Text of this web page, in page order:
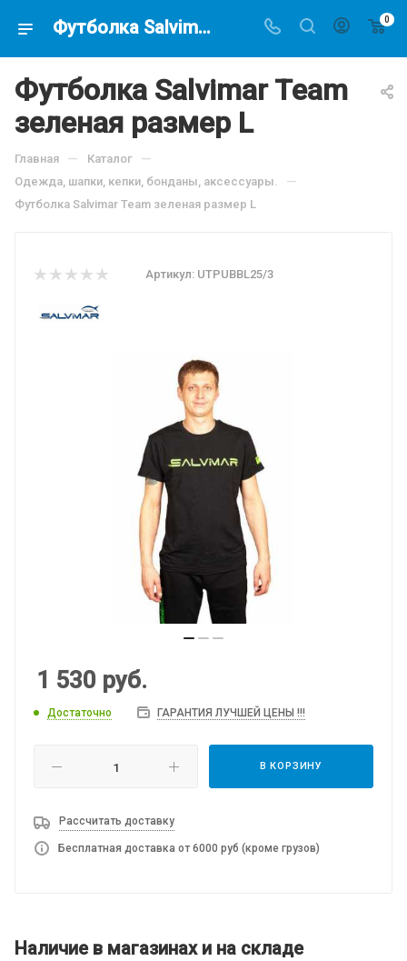
Футболка Salvimar Team зеленая размер L, по цене 1530 руб, купить в интернет-магазине подводной охоты Водолаз.РФ в Москве. - 0
Футболка Salvimar Team
зеленая размер L
Главная — Каталог —
Одежда, шапки, кепки, бонданы, аксесcуары. —
Футболка Salvimar Team зеленая размер L
Артикул: UTPUBBL25/3
1 530 руб.
Достаточно ГАРАНТИЯ ЛУЧШЕЙ ЦЕНЫ !!!
В КОРЗИНУ
Рассчитать доставку
Бесплатная доставка от 6000 руб (кроме грузов)
Наличие в магазинах и на складе